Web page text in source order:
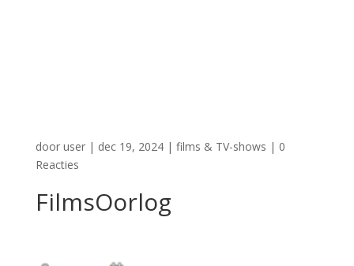
door user| dec 19, 2024| films & TV-shows | 0
Reacties
FilmsOorlog